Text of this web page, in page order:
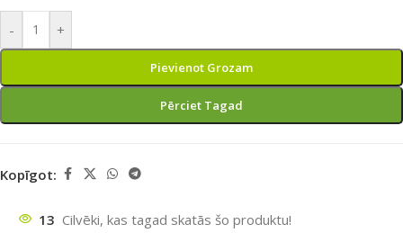
- +
Pievienot Grozam
Pērciet Tagad
Kopīgot:
13 Cilvēki, kas tagad skatās šo produktu!